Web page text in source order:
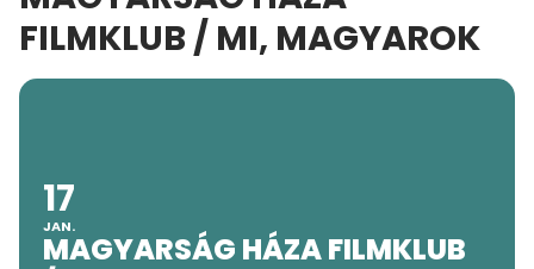
FILMKLUB / MI, MAGYAROK
17
JAN.
MAGYARSÁG HÁZA FILMKLUB